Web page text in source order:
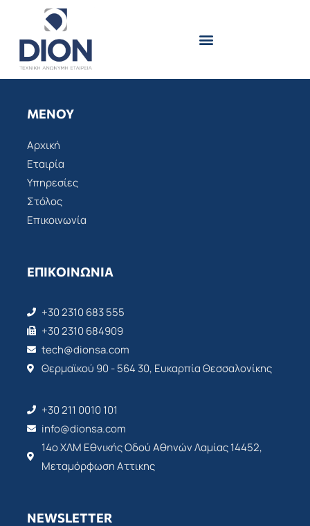
content
ΜΕΝΟΎ
Αρχική
Εταιρία
Υπηρεσίες
Στόλος
Επικοινωνία
ΕΠΙΚΟΙΝΩΝΊΑ
+30 2310 683 555
+30 2310 684909
tech@dionsa.com
Θερμαϊκού 90 - 564 30, Ευκαρπία Θεσσαλονίκης
+30 211 0010 101
info@dionsa.com
14ο ΧΛΜ Εθνικής Οδού Αθηνών Λαμίας 14452,
Μεταμόρφωση Αττικης
NEWSLETTER